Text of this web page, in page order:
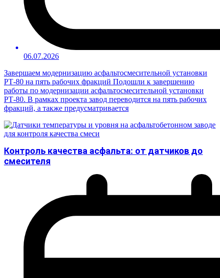
06.07.2026
Завершаем модернизацию асфальтосмесительной установки
РТ-80 на пять рабочих фракций Подошли к завершению
работы по модернизации асфальтосмесительной установки
РТ-80. В рамках проекта завод переводится на пять рабочих
фракций, а также предусматривается
Контроль качества асфальта: от датчиков до
смесителя